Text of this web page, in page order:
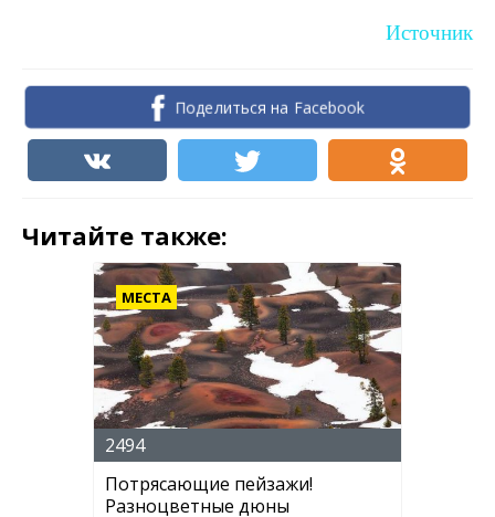
Источник
Поделиться на Facebook
Читайте также:
МЕСТА
2494
Потрясающие пейзажи!
Разноцветные дюны